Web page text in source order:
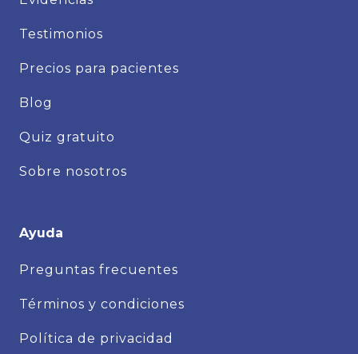
Testimonios
Precios para pacientes
Blog
Quiz gratuito
Sobre nosotros
Ayuda
Preguntas frecuentes
Términos y condiciones
Política de privacidad